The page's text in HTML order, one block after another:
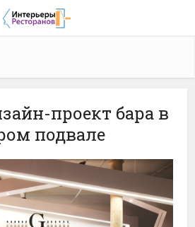
проект бара в
подвале